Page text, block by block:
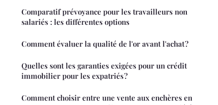
Comparatif prévoyance pour les travailleurs non
salariés : les différentes options
Comment évaluer la qualité de l'or avant l'achat ?
Quelles sont les garanties exigées pour un crédit
immobilier pour les expatriés ?
Comment choisir entre une vente aux enchères en